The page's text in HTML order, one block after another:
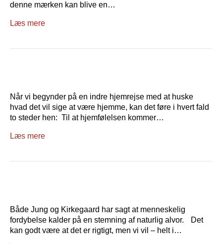
denne mærken kan blive en…
Læs mere
Når vi begynder på en indre hjemrejse med at huske
hvad det vil sige at være hjemme, kan det føre i hvert fald
to steder hen: Til at hjemfølelsen kommer…
Læs mere
Både Jung og Kirkegaard har sagt at menneskelig
fordybelse kalder på en stemning af naturlig alvor. Det
kan godt være at det er rigtigt, men vi vil – helt i…